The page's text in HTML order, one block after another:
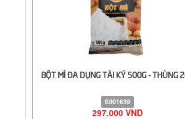
BỘT MÌ ĐA DỤNG TÀI KÝ 500G - THÙNG
S001639
297.000 VND